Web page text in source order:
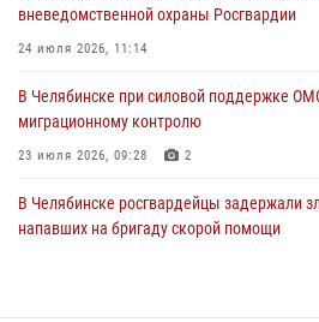
вневедомственной охраны Росгвардии
24 июля 2026, 11:14
В Челябинске при силовой поддержке
миграционному контролю
23 июля 2026, 09:28 2
В Челябинске росгвардейцы задержали
напавших на бригаду скорой помощи